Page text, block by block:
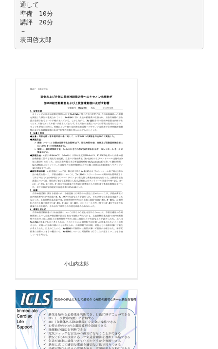
通して
準備 10分
講評 20分
－
小山内太郎